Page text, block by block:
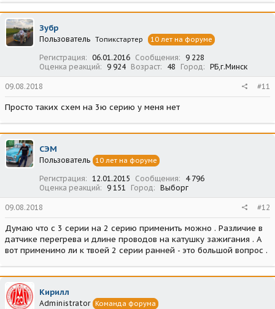
Зубр
Пользователь Топикстартер 10 лет на форуме
Регистрация 06.01.2016 Сообщения
9 228
Оценка реакций
9 924 Возраст 48 Город РБ,г.Минск
09.08.2018 #11
Просто таких схем на 3ю серию у меня нет
СЭМ
Пользователь 10 лет на форуме
Регистрация 12.01.2015 Сообщения
4 796
Оценка реакций
9 151 Город Выборг
09.08.2018 #12
Думаю что с 3 серии на 2 серию применить можно . Различие в
датчике перегрева и длине проводов на катушку зажигания . А
вот применимо ли к твоей 2 серии ранней - это большой вопрос .
Кирилл
Administrator Команда форума